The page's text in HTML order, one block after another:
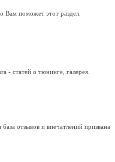
Вам поможет этот раздел.
статей о тюнинге, галерея.
отзывов и впечатлений призвана